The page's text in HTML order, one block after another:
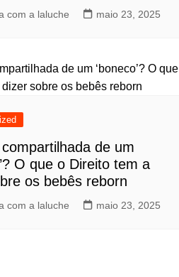
com a laluche maio 23, 2025
de um
O que o Direito tem a
os bebês reborn
com a laluche maio 23, 2025